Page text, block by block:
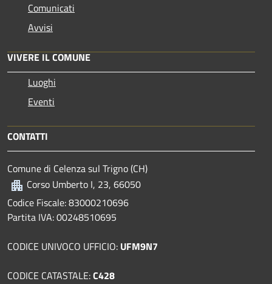
Comunicati
Avvisi
VIVERE IL COMUNE
Luoghi
Eventi
CONTATTI
Comune di Celenza sul Trigno (CH)
Corso Umberto I, 23, 66050
Codice Fiscale: 83000210696
Partita IVA: 00248510695
CODICE UNIVOCO UFFICIO: UFM9N7
CODICE CATASTALE:C428